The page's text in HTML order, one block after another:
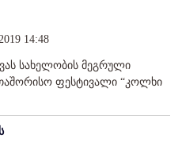
14:48
სახელობის მეგრული
ფესტივალი “კოლხი